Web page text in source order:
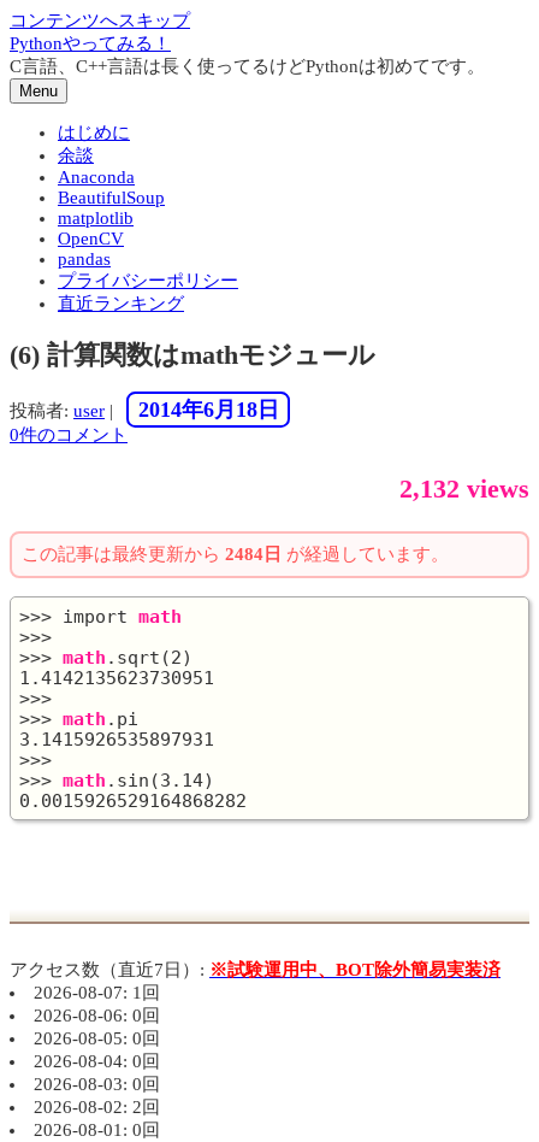
コンテンツへスキップ
Pythonやってみる！
C言語、C++言語は長く使ってるけどPythonは初めてです。
Menu
はじめに
余談
Anaconda
BeautifulSoup
matplotlib
OpenCV
pandas
プライバシーポリシー
直近ランキング
(6) 計算関数はmathモジュール
投稿者: user | 2014年6月18日
0件のコメント
2,132 views
この記事は最終更新から 2484日 が経過しています。
>>> import math
>>>
>>> math .sqrt(2)
1.4142135623730951
>>>
>>> math .pi
3.1415926535897931
>>>
>>> math .sin(3.14)
アクセス数（直近7日）: ※試験運用中、BOT除外簡易実装済
2026-08-07: 1回
2026-08-06: 0回
2026-08-05: 0回
2026-08-04: 0回
2026-08-03: 0回
2026-08-02: 2回
2026-08-01: 0回